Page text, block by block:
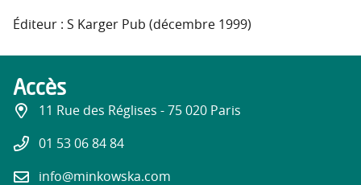
Éditeur : S Karger Pub (décembre 1999)
Accès
11 Rue des Réglises - 75 020 Paris
01 53 06 84 84
info@minkowska.com